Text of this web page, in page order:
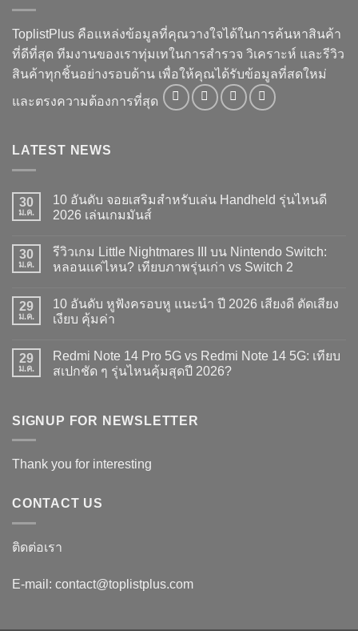
ToplistPlus คือแหล่งข้อมูลที่คุณวางใจได้ในการค้นหาสินค้า
ที่ดีที่สุด ทีมงานของเราทุ่มเทในการสำรวจ วิเคราะห์ และรีวิว
สินค้าทุกชิ้นอย่างรอบด้าน เพื่อให้คุณได้รับข้อมูลที่สดใหม่
และตรงความต้องการที่สุด
LATEST NEWS
30
ม.ค.
10 อันดับ จอยเสริมสำหรับเล่น Handheld รุ่นไหนดี
2026 เล่นเกมมันส์
เห็น
10
เสริม
สำหรับ
เล่น
ไหน
2026
30
ม.ค.
รีวิวเกม Little Nightmares III บน Nintendo Switch:
หลอนแค่ไหน? เทียบภาพรุ่นเก่า vs Switch 2
เห็น
บน
รีวิว
Nightmares
บน
แค่
ไหน?
รุ่น
เก่า
2
29
ม.ค.
10 อันดับ หูฟังครอบหู แนะนำ ปี 2026 เสียงดี ตัดเสียง
เงียบ คุ้มค่า
เห็น
บน
10
ครอบ
หู
2026
เสียง
เสียง
29
ม.ค.
Redmi Note 14 Pro 5G vs Redmi Note 14 5G: เทียบ
สเปกชัด ๆ รุ่นไหนคุ้มสุดปี 2026?
บน
Redmi
Pro
5G
Note
สเปก
ชัด
ไหน
SIGNUP FOR NEWSLETTER
Thank you for interesting
CONTACT US
ติดต่อเรา
E-mail: contact@toplistplus.com